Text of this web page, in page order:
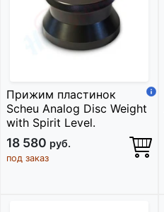
Прижим пластинок
Scheu Analog Disc Weight
with Spirit Level.
18 580 руб.
под заказ